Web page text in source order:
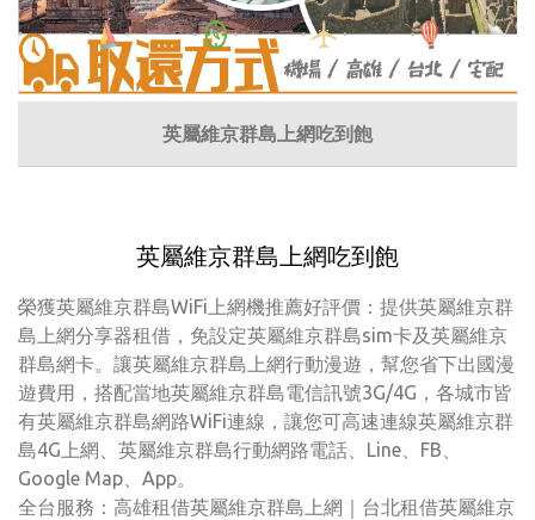
英屬維京群島上網吃到飽
英屬維京群島上網吃到飽
榮獲英屬維京群島WiFi上網機推薦好評價：提供英屬維京群
島上網分享器租借，免設定英屬維京群島sim卡及英屬維京
群島網卡。讓英屬維京群島上網行動漫遊，幫您省下出國漫
遊費用，搭配當地英屬維京群島電信訊號3G/4G，各城市皆
有英屬維京群島網路WiFi連線，讓您可高速連線英屬維京群
島4G上網、英屬維京群島行動網路電話、Line、FB、
Google Map、App。
全台服務：高雄租借英屬維京群島上網｜台北租借英屬維京